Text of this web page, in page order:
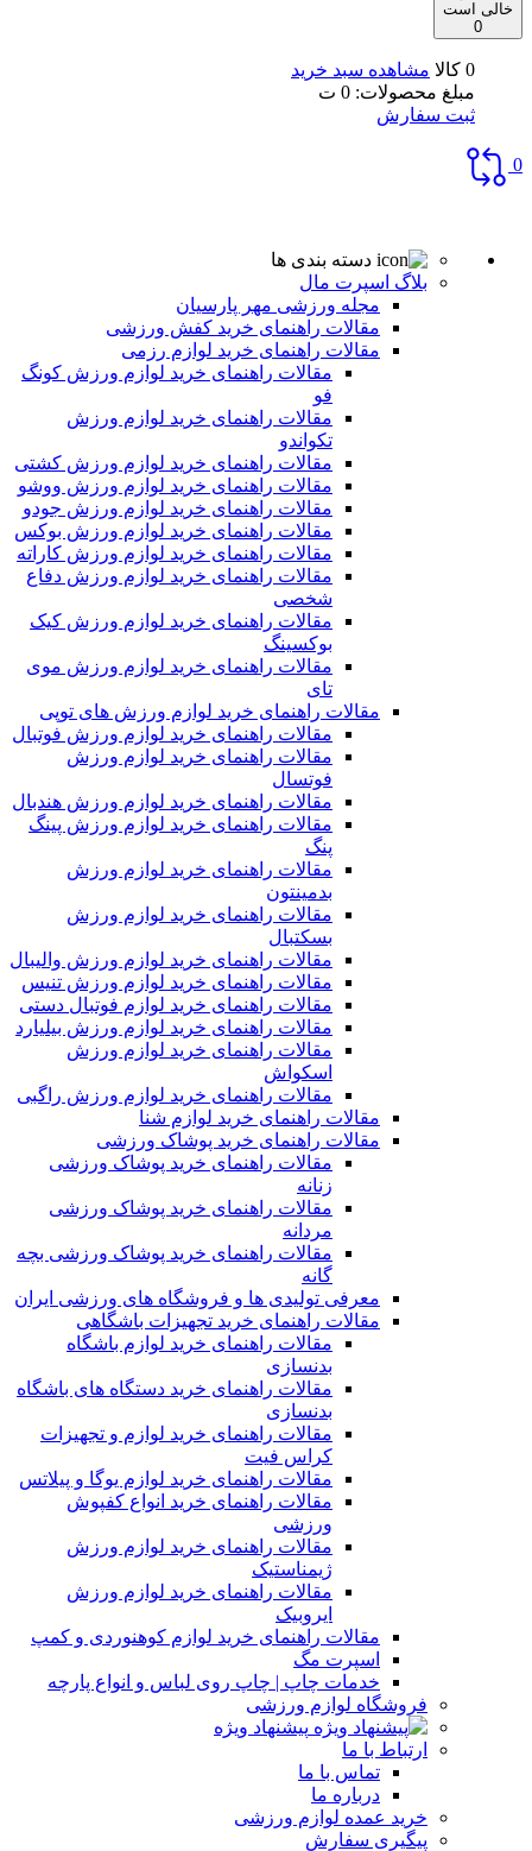
خالی است
0
0 کالا
مشاهده سبد خرید
مبلغ محصولات: 0 ت
ثبت سفارش
0
دسته بندی ها
بلاگ اسپرت مال
مجله ورزشی مهر پارسیان
مقالات راهنمای خرید کفش ورزشی
مقالات راهنمای خرید لوازم رزمی
مقالات راهنمای خرید لوازم ورزش کونگ
فو
مقالات راهنمای خرید لوازم ورزش
تکواندو
مقالات راهنمای خرید لوازم ورزش کشتی
مقالات راهنمای خرید لوازم ورزش ووشو
مقالات راهنمای خرید لوازم ورزش جودو
مقالات راهنمای خرید لوازم ورزش بوکس
مقالات راهنمای خرید لوازم ورزش کاراته
مقالات راهنمای خرید لوازم ورزش دفاع
شخصی
مقالات راهنمای خرید لوازم ورزش کیک
بوکسینگ
مقالات راهنمای خرید لوازم ورزش موی
تای
مقالات راهنمای خرید لوازم ورزش های توپی
مقالات راهنمای خرید لوازم ورزش فوتبال
مقالات راهنمای خرید لوازم ورزش
فوتسال
مقالات راهنمای خرید لوازم ورزش هندبال
مقالات راهنمای خرید لوازم ورزش پینگ
پنگ
مقالات راهنمای خرید لوازم ورزش
بدمینتون
مقالات راهنمای خرید لوازم ورزش
بسکتبال
مقالات راهنمای خرید لوازم ورزش والیبال
مقالات راهنمای خرید لوازم ورزش تنیس
مقالات راهنمای خرید لوازم فوتبال دستی
مقالات راهنمای خرید لوازم ورزش بیلیارد
مقالات راهنمای خرید لوازم ورزش
اسکواش
مقالات راهنمای خرید لوازم ورزش راگبی
مقالات راهنمای خرید لوازم شنا
مقالات راهنمای خرید پوشاک ورزشی
مقالات راهنمای خرید پوشاک ورزشی
زنانه
مقالات راهنمای خرید پوشاک ورزشی
مردانه
مقالات راهنمای خرید پوشاک ورزشی بچه
گانه
معرفی تولیدی ها و فروشگاه های ورزشی ایران
مقالات راهنمای خرید تجهیزات باشگاهی
مقالات راهنمای خرید لوازم باشگاه
بدنسازی
مقالات راهنمای خرید دستگاه های باشگاه
بدنسازی
مقالات راهنمای خرید لوازم و تجهیزات
کراس فیت
مقالات راهنمای خرید لوازم یوگا و پیلاتس
مقالات راهنمای خرید انواع کفپوش
ورزشی
مقالات راهنمای خرید لوازم ورزش
ژیمناستیک
مقالات راهنمای خرید لوازم ورزش
ایروبیک
مقالات راهنمای خرید لوازم کوهنوردی و کمپ
اسپرت مگ
خدمات چاپ | چاپ روی لباس و انواع پارچه
فروشگاه لوازم ورزشی
پیشنهاد ویژه
ارتباط با ما
تماس با ما
درباره ما
خرید عمده لوازم ورزشی
پیگیری سفارش